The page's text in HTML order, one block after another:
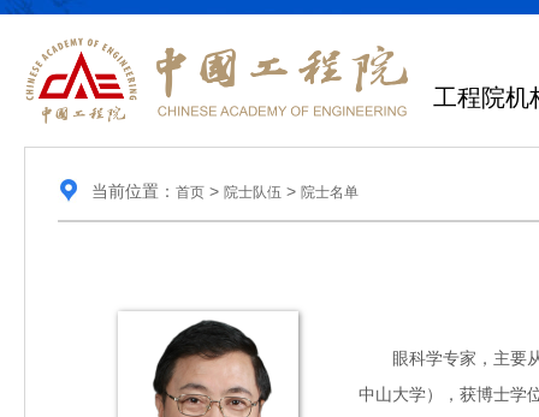
工程院机
当前位置： 首页> 院士队伍 > 院士名单
眼科学专家，主要从
中山大学），获博士学